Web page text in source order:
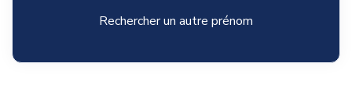
Rechercher un autre prénom